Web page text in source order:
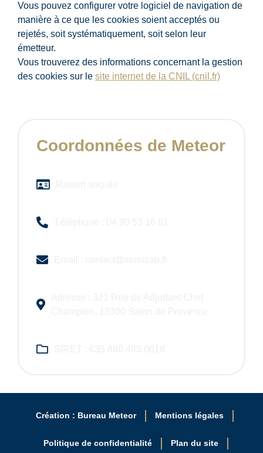
Vous pouvez configurer votre logiciel de navigation de
manière à ce que les cookies soient acceptés ou
rejetés, soit systématiquement, soit selon leur
émetteur.
Vous trouverez des informations concernant la gestion
des cookies sur le site internet de la CNIL (cnil.fr)
Coordonnées de Meteor
Création : Bureau Meteor Mentions légales
Politique de confidentialité Plan du site